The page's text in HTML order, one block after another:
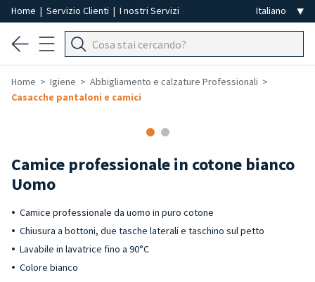
Home | Servizio Clienti | I nostri Servizi
Home Igiene
Abbigliamento e calzature Professionali
Casacche pantaloni e camici
Camice professionale in cotone bianco
Uomo
Camice professionale da uomo in puro cotone
Chiusura a bottoni, due tasche laterali e taschino sul petto
Lavabile in lavatrice fino a 90°C
Colore bianco